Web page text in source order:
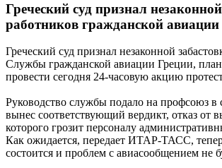
Греческий суд признал
работников гражданской авиации
Греческий суд признал незаконной
Службы гражданской авиации Греции,
провести сегодня 24-часовую акцию
Руководство службы подало на профсоюз в
вынес соответствующий вердикт, отказ от
которого грозит персоналу
Как ожидается, передает ИТАР-ТАСС,
состоится и проблем с авиасообщением не